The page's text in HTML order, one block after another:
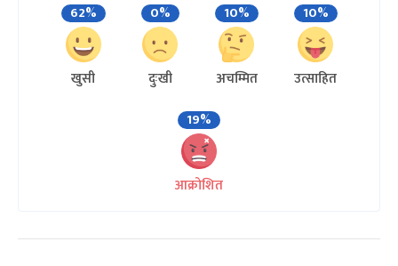
62%
खुसी
0%
दुःखी
10%
अचम्मित
10%
उत्साहित
19%
आक्रोशित